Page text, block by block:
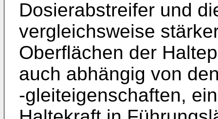
Dosierabstreifer und
vergleichsweise
Oberflächen der
auch abhängig von
-gleiteigenschaften,